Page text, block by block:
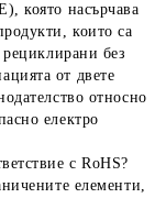
която насърчава
които са
рециклирани без
от двете
относно
електро
с RoHS?
елементи,